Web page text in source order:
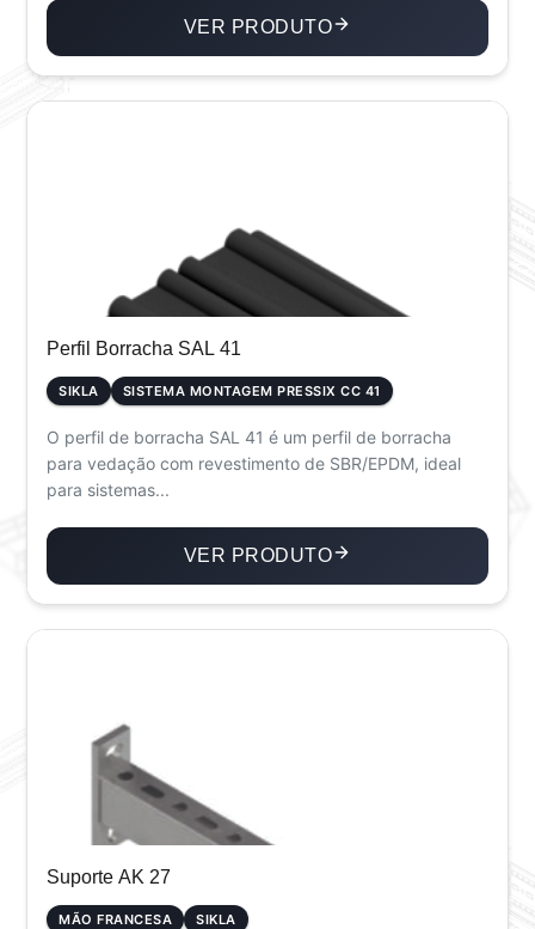
VER PRODUTO
Perfil Borracha SAL 41
SIKLA SISTEMA MONTAGEM PRESSIX CC 41
O perfil de borracha SAL 41 é um perfil de borracha
para vedação com revestimento de SBR/EPDM, ideal
para sistemas...
VER PRODUTO
Suporte AK 27
MÃO FRANCESA SIKLA